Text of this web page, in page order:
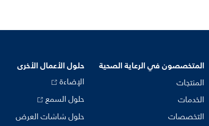
المتخصصون في الرعاية الصحية
المنتجات
الخدمات
التخصصات
حلول الأعمال الأخرى
الإضاءة
حلول السمع
حلول شاشات العرض